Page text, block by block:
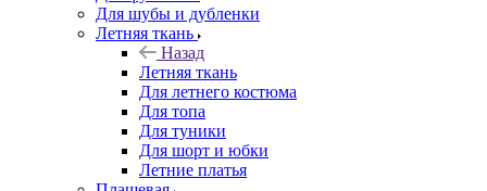
Для шубы и дубленки
Летняя ткань
Назад
Летняя ткань
Для летнего костюма
Для топа
Для туники
Для шорт и юбки
Летние платья